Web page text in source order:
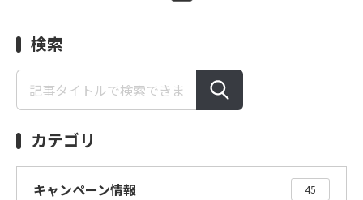
検索
カテゴリ
キャンペーン情報 45